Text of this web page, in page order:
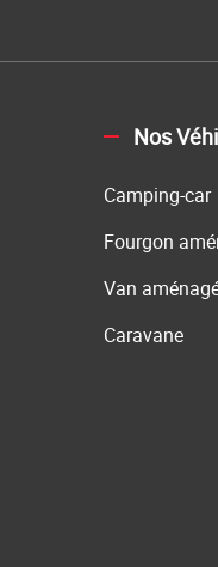
Nos
Camping-car
Fourgon
Van
Caravane